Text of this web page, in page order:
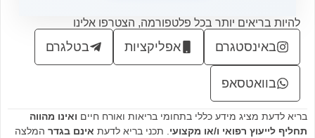
להיות בריאים יותר בכל פלטפורמה, הצטרפו אלינו
באינסטגרם אפליקציות בטלגרם
בוואטסאפ
בריא לדעת מציג מידע כללי בתחומי בריאות ואורח חיים ואינו מהווה
תחליף לייעוץ רפואי ו/או מקצועי . תכני בריא לדעת אינם בגדר המלצה